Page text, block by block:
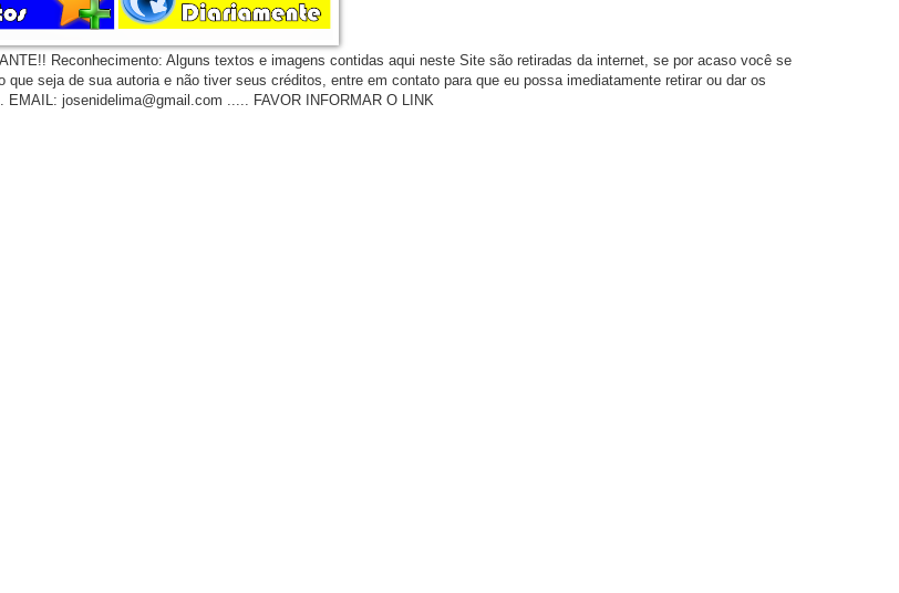
Reconhecimento: Alguns textos e imagens contidas aqui neste Site são retiradas da internet, se por acaso você se
que seja de sua autoria e não tiver seus créditos, entre em contato para que eu possa imediatamente retirar ou dar os
EMAIL: josenidelima@gmail.com ..... FAVOR INFORMAR O LINK